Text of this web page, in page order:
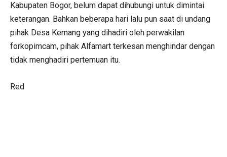
Kabupaten Bogor, belum dapat dihubungi untuk dimintai
keterangan. Bahkan beberapa hari lalu pun saat di undang
pihak Desa Kemang yang dihadiri oleh perwakilan
forkopimcam, pihak Alfamart terkesan menghindar dengan
tidak menghadiri pertemuan itu.
Red